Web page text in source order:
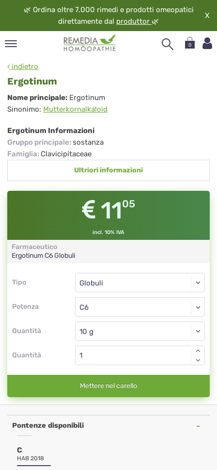
🌿 Ordina oltre 7.000 rimedi e prodotti omeopatici
direttamente dal produttor 🌿
X
0
indietro
Ergotinum
Ergotinum
Nome principale: Ergotinum
Sinonimo: Mutterkornalkaloid
Ergotinum Informazioni
Gruppo principale: sostanza
Famiglia: Clavicipitaceae
Ultriori informazioni
1105
incl. 10% IVA
Farmaceutico
ErgotinumC6Globuli
Tipo
Tipo
Potenza
Globuli
C6
Quantità
Globuli
Quantità
Mettere nel carello
Pontenze disponibili
C
HAB 2018